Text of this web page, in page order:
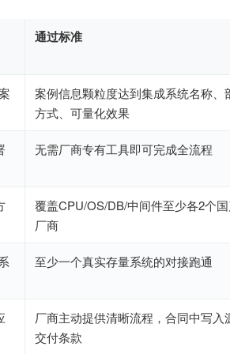
通过标准
案例信息颗粒度达到集成系统名称、
方式、可量化效果
无需厂商专有工具即可完成全流程
覆盖CPU/OS/DB/中间件至少各2个
厂商
至少一个真实存量系统的对接跑通
厂商主动提供清晰流程，合同中写入
交付条款